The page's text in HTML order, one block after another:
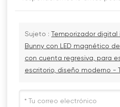
Sujeto :
Temporizador
Bunny con LED magnético
con cuenta regresiva, para
escritorio, diseño moderno -